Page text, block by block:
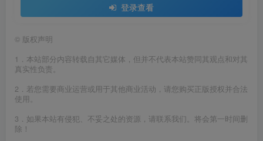
登录查看
© 版权声明
1．本站部分内容转载自其它媒体，但并不代表本站赞同其观点和对其
真实性负责。
2．若您需要商业运营或用于其他商业活动，请您购买正版授权并合法
使用。
3．如果本站有侵犯、不妥之处的资源，请联系我们。将会第一时间删
除！